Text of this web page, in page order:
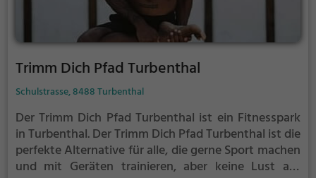
Trimm Dich Pfad Turbenthal
Schulstrasse, 8488 Turbenthal
Der Trimm Dich Pfad Turbenthal ist ein Fitnesspark
in Turbenthal.Der Trimm Dich Pfad Turbenthal ist die
perfekte Alternative für alle, die gerne Sport machen
und mit Geräten trainieren, aber keine Lust auf